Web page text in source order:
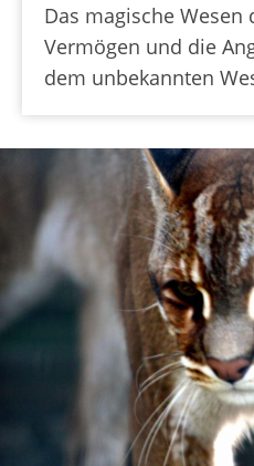
Das magische Wesen
Vermögen und die
dem unbekannten